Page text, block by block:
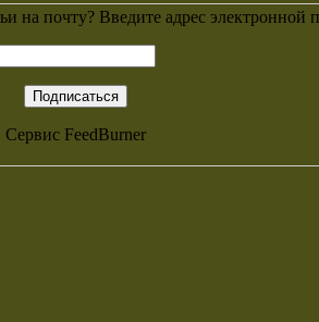
на почту? Введите адрес электронной
Сервис FeedBurner